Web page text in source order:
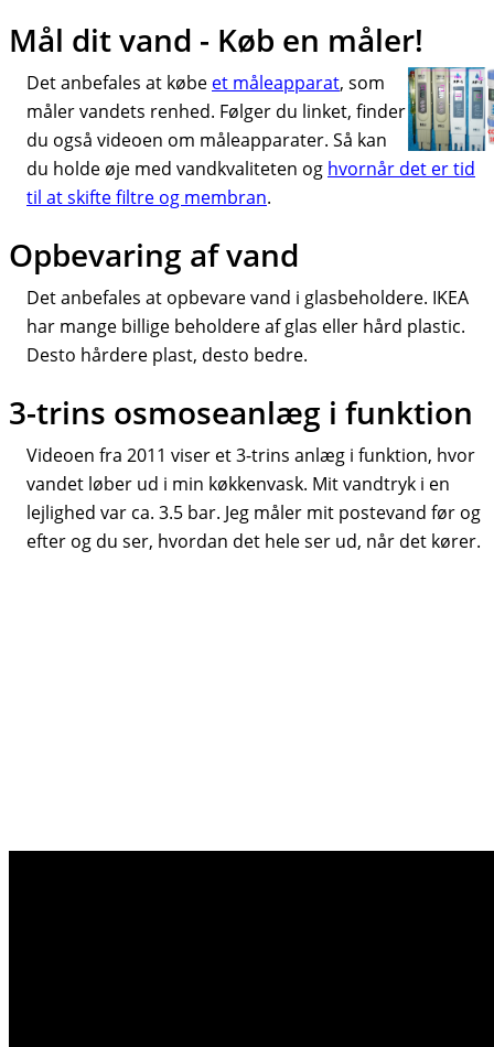
Mål dit vand - Køb en måler!
Det anbefales at købe et måleapparat, som
måler vandets renhed. Følger du linket, finder
du også videoen om måleapparater. Så kan
du holde øje med vandkvaliteten og hvornår det er tid
til at skifte filtre og membran.
Opbevaring af vand
Det anbefales at opbevare vand i glasbeholdere. IKEA
har mange billige beholdere af glas eller hård plastic.
Desto hårdere plast, desto bedre.
3-trins osmoseanlæg i funktion
Videoen fra 2011 viser et 3-trins anlæg i funktion, hvor
vandet løber ud i min køkkenvask. Mit vandtryk i en
lejlighed var ca. 3.5 bar. Jeg måler mit postevand før og
efter og du ser, hvordan det hele ser ud, når det kører.